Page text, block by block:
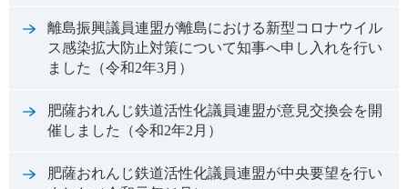
離島振興議員連盟が離島における新型コロナウイル
ス感染拡大防止対策について知事へ申し入れを行い
ました（令和2年3月）
肥薩おれんじ鉄道活性化議員連盟が意見交換会を開
催しました（令和2年2月）
肥薩おれんじ鉄道活性化議員連盟が中央要望を行い